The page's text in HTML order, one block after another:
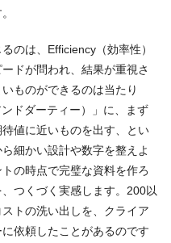
のは、Efficiency（効率性）
ドが問われ、結果が重視さ
ものができるのは当たり
ドダーティー）」に、まず
値に近いものを出す、とい
細かい設計や数字を整えよ
の時点で完璧な資料を作ろ
つくづく実感します。200以
トの洗い出しを、クライア
依頼したことがあるのです